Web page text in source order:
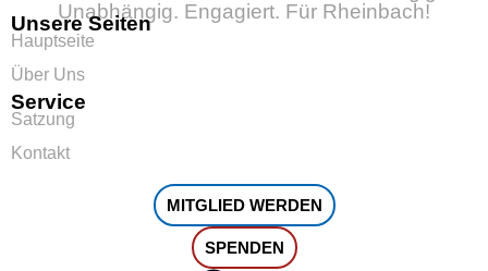
Unabhängig. Engagiert. Für Rheinbach!
Unsere Seiten
Hauptseite
Über Uns
Service
Satzung
Kontakt
MITGLIED WERDEN
SPENDEN